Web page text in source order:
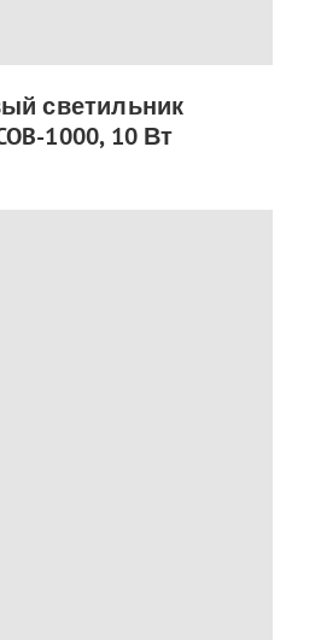
светильник
1000, 10 Вт